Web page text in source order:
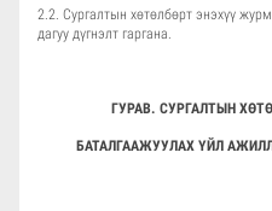
2.2. Сургалтын хөтөлбөрт энэхүү
дагуу дүгнэлт гаргана.
ГУРАВ. СУРГАЛТЫН
БАТАЛГААЖУУЛАХ ҮЙЛ